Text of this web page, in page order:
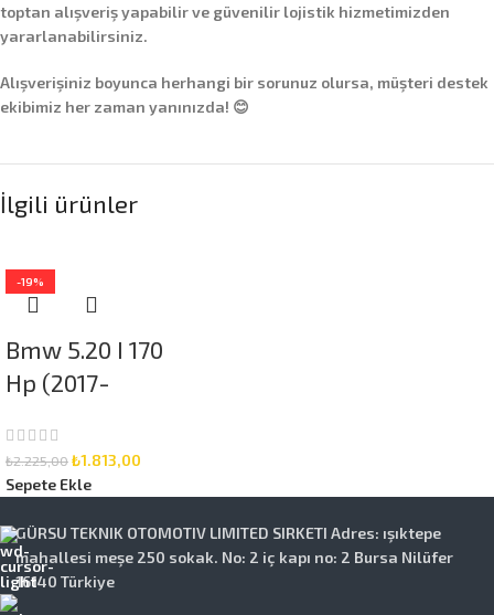
toptan alışveriş yapabilir ve güvenilir lojistik hizmetimizden
yararlanabilirsiniz.
Alışverişiniz boyunca herhangi bir sorunuz olursa, müşteri destek
ekibimiz her zaman yanınızda! 😊
İlgili ürünler
-19%
Bmw 5.20 I 170
Hp (2017-
30 5 Litre
Motor Yağlı
Parça Set
₺2.225,00₺1.813,00
Sepete Ekle
GÜRSU TEKNIK OTOMOTIV LIMITED SIRKETI Adres: ışıktepe
mahallesi meşe 250 sokak. No: 2 iç kapı no: 2 Bursa Nilüfer
16140 Türkiye